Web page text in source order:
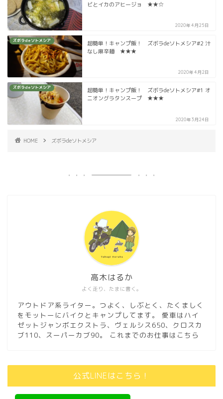
ビとイカのアヒージョ ★★☆
2020年4月25日
ズボラdeソトメシア
超簡単！キャンプ飯！ ズボラdeソトメシア#2 汁
なし麻辛麺 ★★★
2020年4月2日
ズボラdeソトメシア
超簡単！キャンプ飯！ ズボラdeソトメシア#1 オ
ニオングラタンスープ ★★★
2020年3月24日
HOME ズボラdeソトメシア
よく走り、たまに書く。
高木はるか
アウトドア系ライター。つよく、しぶとく、たくましく
をモットーにバイクとキャンプしてます。 愛車はハイ
ゼットジャンボエクストラ、ヴェルシス650、クロスカ
ブ110、スーパーカブ90。
これまでのお仕事はこちら
公式LINEはこちら！